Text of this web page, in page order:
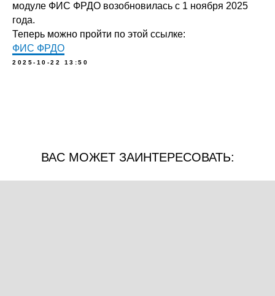
модуле ФИС ФРДО возобновилась с 1 ноября 2025
года.
Теперь можно пройти по этой ссылке:
ФИС ФРДО
2025-10-22 13:50
ВАС МОЖЕТ ЗАИНТЕРЕСОВАТЬ: